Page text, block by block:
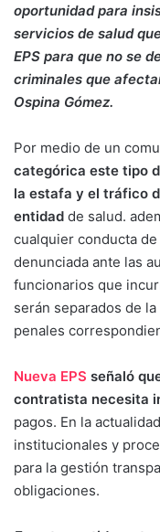
oportunidad para
servicios de salud
EPS para que no se
criminales que
Ospina Gómez.
Por medio de un
categórica este tipo
la estafa y el tráfico
entidad de salud.
cualquier conducta de
denunciada ante las
funcionarios que
serán separados de
penales
Nueva EPS señaló
contratista necesita
pagos. En la
institucionales y
para la gestión
obligaciones.